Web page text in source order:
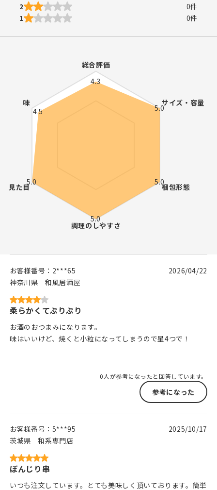
2
0件
1
0件
お客様番号： 2***65
神奈川県
和風居酒屋
2026/04/22
柔らかくてぷりぷり
お酒のおつまみになります。
味はいいけど、焼くと小粒になってしまうので星4つで！
0人が参考になったと回答しています。
参考になった
お客様番号： 5***95
茨城県
和系専門店
2025/10/17
ぼんじり串
いつも注文しています。とても美味しく頂いております。簡単